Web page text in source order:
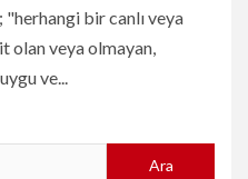
bir canlı veya
olan veya olmayan,
ve...